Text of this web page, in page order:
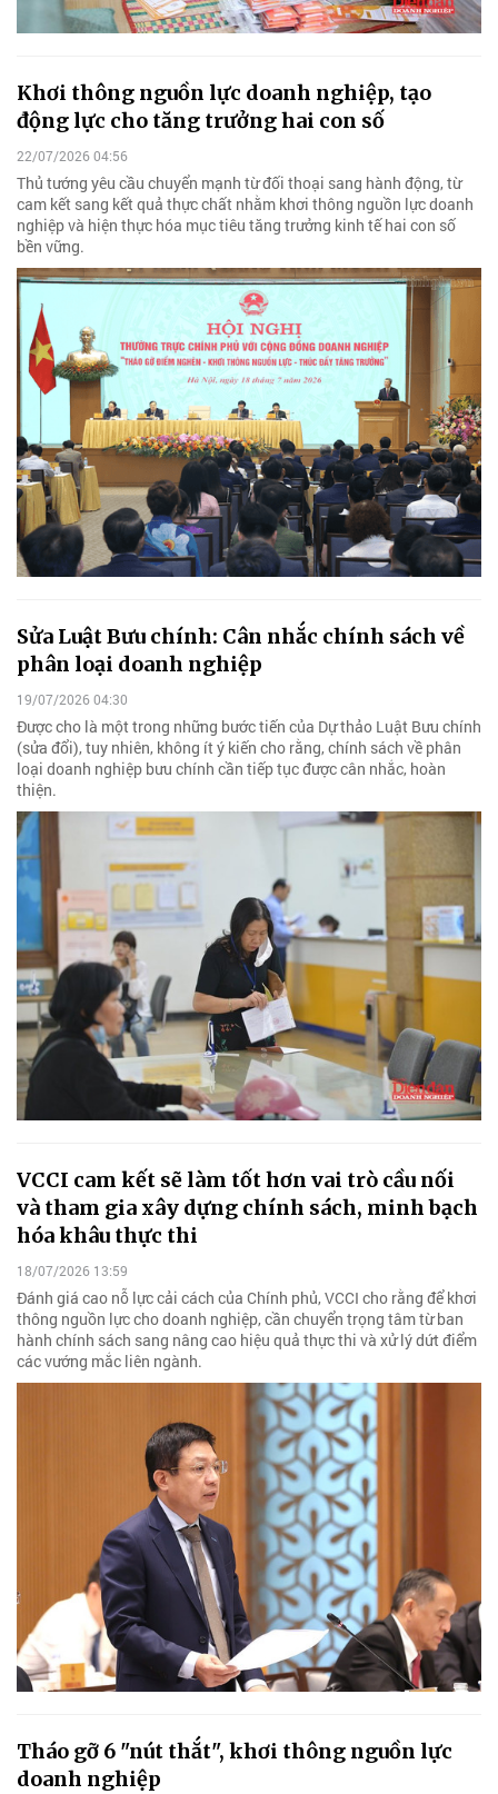
Khơi thông nguồn lực doanh nghiệp, tạo
động lực cho tăng trưởng hai con số
22/07/2026 04:56
Thủ tướng yêu cầu chuyển mạnh từ đối thoại sang hành động, từ
cam kết sang kết quả thực chất nhằm khơi thông nguồn lực doanh
nghiệp và hiện thực hóa mục tiêu tăng trưởng kinh tế hai con số
bền vững.
Sửa Luật Bưu chính: Cân nhắc chính sách về
phân loại doanh nghiệp
19/07/2026 04:30
Được cho là một trong những bước tiến của Dự thảo Luật Bưu chính
(sửa đổi), tuy nhiên, không ít ý kiến cho rằng, chính sách về phân
loại doanh nghiệp bưu chính cần tiếp tục được cân nhắc, hoàn
thiện.
VCCI cam kết sẽ làm tốt hơn vai trò cầu nối
và tham gia xây dựng chính sách, minh bạch
hóa khâu thực thi
18/07/2026 13:59
Đánh giá cao nỗ lực cải cách của Chính phủ, VCCI cho rằng để khơi
thông nguồn lực cho doanh nghiệp, cần chuyển trọng tâm từ ban
hành chính sách sang nâng cao hiệu quả thực thi và xử lý dứt điểm
các vướng mắc liên ngành.
Tháo gỡ 6 "nút thắt", khơi thông nguồn lực
doanh nghiệp